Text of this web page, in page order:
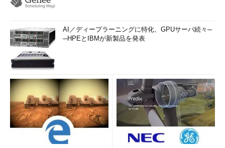
AI／ディープラーニングに特化、GPUサーバ続々─
─HPEとIBMが新製品を発表